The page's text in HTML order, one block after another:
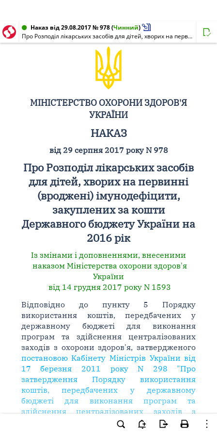
Наказ від 29.08.2017 № 978(Чинний)
Про Розподіл лікарських засобів для дітей, хворих на первинні (вроджені) імунодефіцити, закуплених за кошти Державного бюджету України на 2016 рік
МІНІСТЕРСТВО ОХОРОНИ ЗДОРОВ'Я
УКРАЇНИ
НАКАЗ
від 29 серпня 2017 року N 978
Про Розподіл лікарських засобів
для дітей, хворих на первинні
(вроджені) імунодефіцити,
закуплених за кошти
Державного бюджету України на
2016 рік
Із змінами і доповненнями, внесеними
наказом Міністерства охорони здоров'я
України
від 14 грудня 2017 року N 1593
Відповідно до пункту 5 Порядку
використання коштів, передбачених у
державному бюджеті для виконання
програм та здійснення централізованих
заходів з охорони здоров'я, затвердженого
постановою Кабінету Міністрів України від
17 березня 2011 року N 298 "Про
затвердження Порядку використання
коштів, передбачених у державному
бюджеті для виконання програм та
здійснення централізованих заходів з
, пункту 8 Положення про